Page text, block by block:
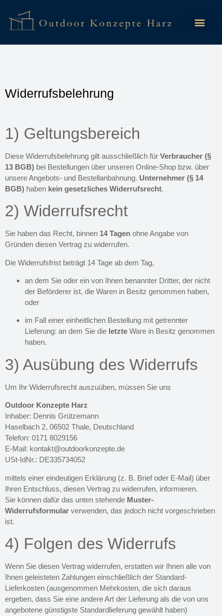
Widerrufsbelehrung
1) Geltungsbereich
Diese Widerrufsbelehrung gilt ausschließlich für Verbraucher (§
13 BGB) bei Bestellungen über unseren Online-Shop bzw. über
unsere Angebots- und Bestellanbahnung. Unternehmer (§ 14
BGB) haben kein gesetzliches Widerrufsrecht.
2) Widerrufsrecht
Sie haben das Recht, binnen 14 Tagen ohne Angabe von
Gründen diesen Vertrag zu widerrufen.
Die Widerrufsfrist beträgt 14 Tage ab dem Tag,
an dem Sie oder ein von Ihnen benannter Dritter, der nicht
der Beförderer ist, die Waren in Besitz genommen haben,
oder
im Fall einer einheitlichen Bestellung mit getrennter
Lieferung: an dem Sie die letzte Ware in Besitz genommen
haben.
3) Ausübung des Widerrufs
Um Ihr Widerrufsrecht auszuüben, müssen Sie uns
Outdoor Konzepte Harz
Inhaber: Dennis Grützemann
Haselbach 2, 06502 Thale, Deutschland
Telefon: 0171 8029156
E-Mail: kontakt@outdoorkonzepte.de
USt-IdNr.: DE335734052
mittels einer eindeutigen Erklärung (z. B. Brief oder E-Mail) über
Ihren Entschluss, diesen Vertrag zu widerrufen, informieren.
Sie können dafür das unten stehende Muster-
Widerrufsformular verwenden, das jedoch nicht vorgeschrieben
ist.
4) Folgen des Widerrufs
Wenn Sie diesen Vertrag widerrufen, erstatten wir Ihnen alle von
Ihnen geleisteten Zahlungen einschließlich der Standard-
Lieferkosten (ausgenommen Mehrkosten, die sich daraus
ergeben, dass Sie eine andere Art der Lieferung als die von uns
angebotene günstigste Standardlieferung gewählt haben)